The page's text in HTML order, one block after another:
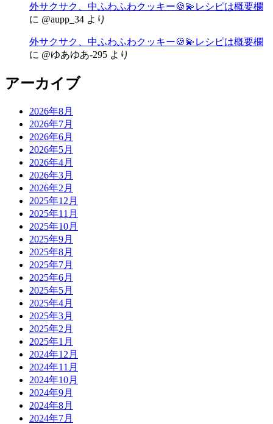
外サクサク、中ふわふわクッキー🍪💫レシピは概要欄
に @aupp_34 より
外サクサク、中ふわふわクッキー🍪💫レシピは概要欄
に @ゆあゆあ-295 より
アーカイブ
2026年8月
2026年7月
2026年6月
2026年5月
2026年4月
2026年3月
2026年2月
2025年12月
2025年11月
2025年10月
2025年9月
2025年8月
2025年7月
2025年6月
2025年5月
2025年4月
2025年3月
2025年2月
2025年1月
2024年12月
2024年11月
2024年10月
2024年9月
2024年8月
2024年7月